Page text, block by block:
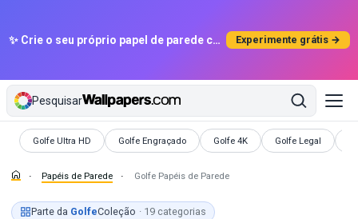
✨ Crie o seu próprio papel de parede com IA Experimente grátis →
Pesquisar
Golfe Ultra HD
Papéis de Parede Golfe Engraçado
Papéis de Parede Golfe 4K
Papéis de ParedeGolfe Legal
Papéis de Parede
Papéis de Parede Golfe Papéis de Parede
Parte da GolfeColeção · 19 categorias